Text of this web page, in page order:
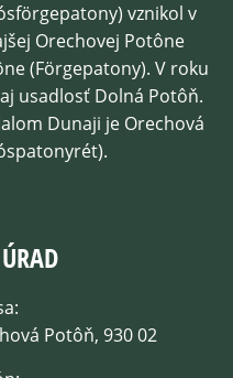
vznikol v
Orechovej Potône
(Förgepatony). V roku
usadlosť Dolná Potôň.
Dunaji je Orechová
Potôň, 930 02